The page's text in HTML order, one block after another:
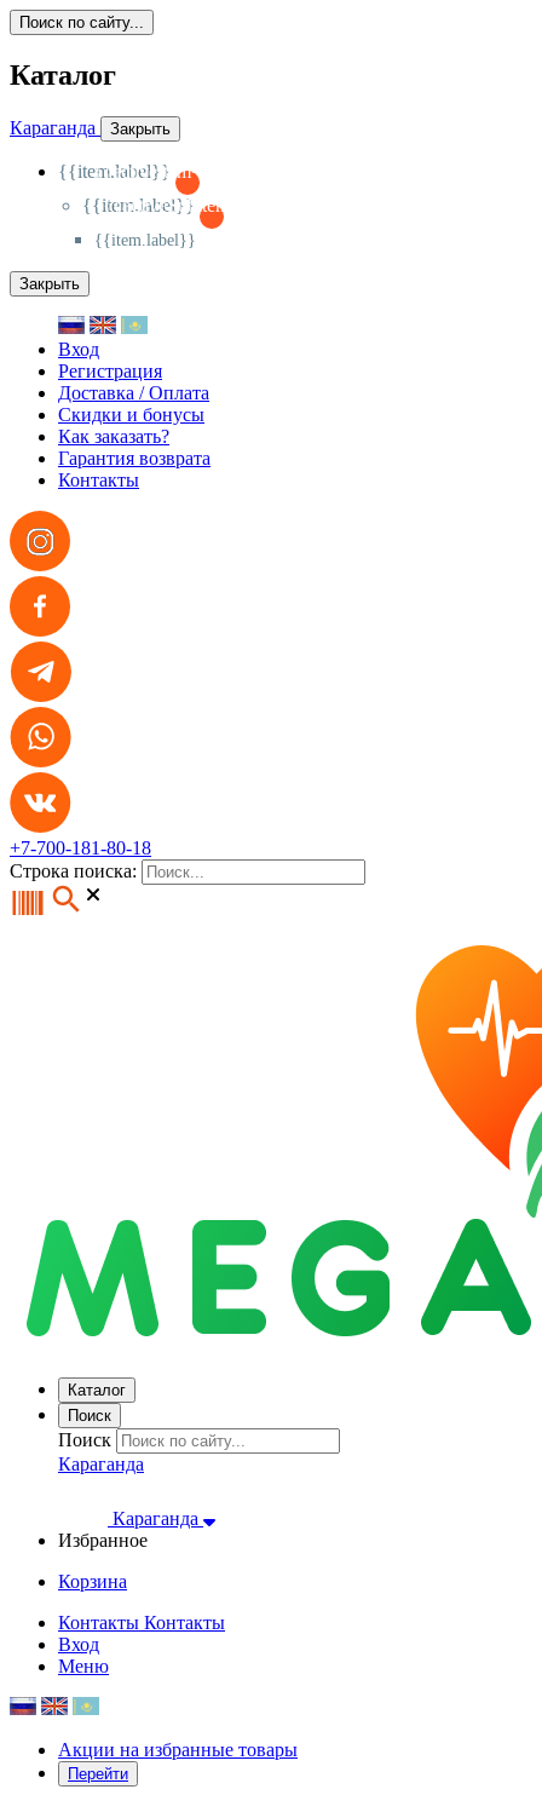
Поиск по сайту...
Каталог
Караганда Закрыть
{{item.label}}
{{activeItem==item.id?'-
{{item.label}}
{{activeSubitem==item.id?'-
{{item.label}}
Закрыть
Вход
Регистрация
Доставка / Оплата
Скидки и бонусы
Как заказать?
Гарантия возврата
Контакты
+7-700-181-80-18
Строка поиска:
Каталог
Поиск
Поиск
Караганда
Караганда
Избранное
Корзина
Контакты Контакты
Вход
Меню
Акции на избранные товары
Перейти